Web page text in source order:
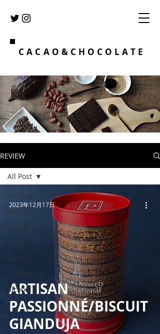
CACAO&CHOCOLATE
REVIEW
All Post
review
travel
news
pairing
culture
alcohol
All Post
ARTISAN
PASSIONNÉ/BISCUIT
GIANDUJA
2023年12月17日